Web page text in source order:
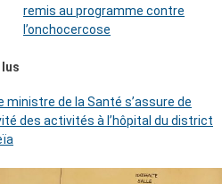
remis au programme contre
l’onchocercose
lus
ministre de la Santé s’assure de
des activités à l’hôpital du district